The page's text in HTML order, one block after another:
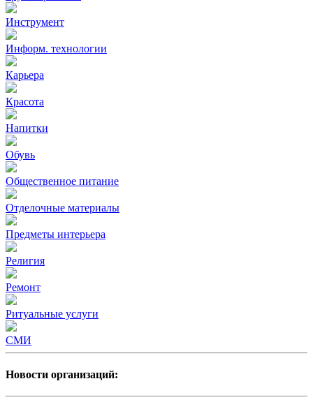
Инструмент
Информ. технологии
Карьера
Красота
Напитки
Обувь
Общественное питание
Отделочные материалы
Предметы интерьера
Религия
Ремонт
Ритуальные услуги
СМИ
Новости организаций: